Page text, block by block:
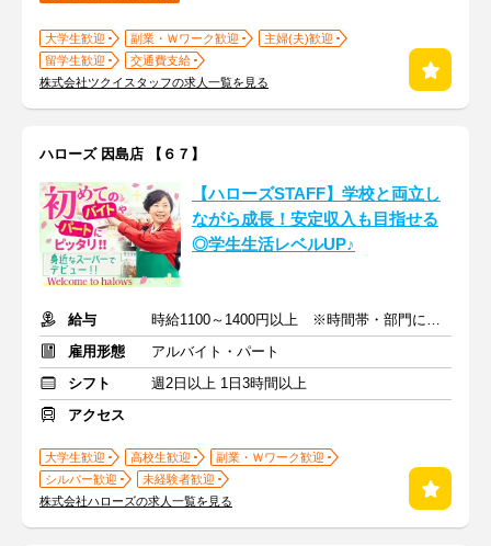
大学生歓迎 副業・Ｗワーク歓迎
主婦(夫)歓迎
留学生歓迎
交通費支給
株式会社ツクイスタッフの求人一覧を見る
ハローズ 因島店 【６７】
【ハローズSTAFF】学校と両立し
ながら成長！安定収入も目指せる
◎学生生活レベルUP♪
給与
時給1100～1400円以上 ※時間帯・部門による※交通費支給
雇用形態
アルバイト・パート
シフト
週2日以上 1日3時間以上
アクセス
大学生歓迎 高校生歓迎
副業・Ｗワーク歓迎
シルバー歓迎
未経験者歓迎
株式会社ハローズの求人一覧を見る